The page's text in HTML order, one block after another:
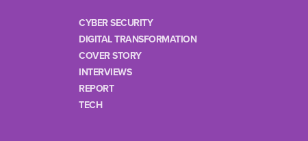
CYBER SECURITY
DIGITAL TRANSFORMATION
COVER STORY
INTERVIEWS
REPORT
TECH